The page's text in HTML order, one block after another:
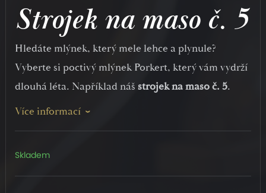
Strojek na maso č. 5
Hledáte mlýnek, který mele lehce a plynule?
Vyberte si poctivý mlýnek Porkert, který vám vydrží
dlouhá léta. Například náš strojek na masoč. 5.
Více informací
Skladem